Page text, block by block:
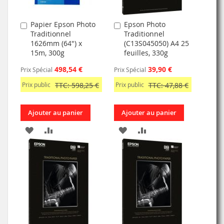
Papier Epson Photo
Traditionnel
1626mm (64") x
15m, 300g
Prix Spécial 498,54 €
Prix public TTC: 598,25 €
Ajouter
au
panier
Ajouter au panier
AJOUTER
À
MA
LISTE
D’ENVIE
COMPARATEUR
Epson Photo
Traditionnel
(C13S045050) A4 25
feuilles, 330g
Prix Spécial 39,90 €
Prix public TTC: 47,88 €
Ajouter
au
panier
Ajouter au panier
AJOUTER
À
MA
LISTE
D’ENVIE
COMPARATEUR